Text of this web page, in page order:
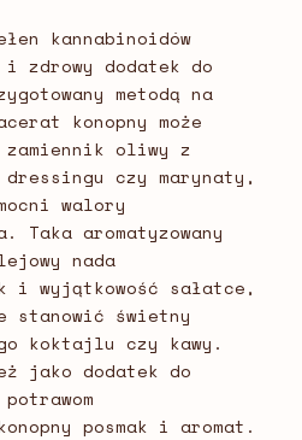
kannabinoidów
i zdrowy dodatek do
metodą na
konopny może
zamiennik oliwy z
czy marynaty,
walory
Taka aromatyzowany
nada
i wyjątkowość sałatce,
stanowić świetny
koktajlu czy kawy.
jako dodatek do
posmak i aromat.